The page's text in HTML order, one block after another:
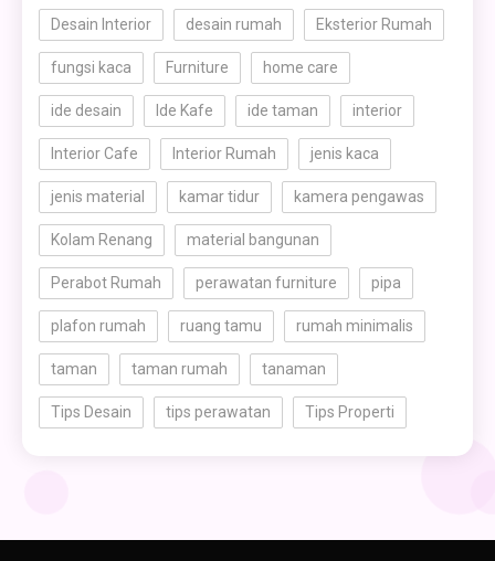
Desain Interior desain rumah Eksterior Rumah
fungsi kaca Furniture home care
ide desain Ide Kafe ide taman interior
Interior Cafe Interior Rumah jenis kaca
jenis material kamar tidur kamera pengawas
Kolam Renang material bangunan
Perabot Rumah perawatan furniture pipa
plafon rumah ruang tamu rumah minimalis
taman taman rumah tanaman
Tips Desain tips perawatan Tips Properti